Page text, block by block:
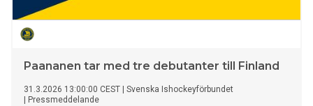
Paananen tar med tre debutanter till Finland
31.3.2026 13:00:00 CEST
Svenska Ishockeyförbundet
Pressmeddelande